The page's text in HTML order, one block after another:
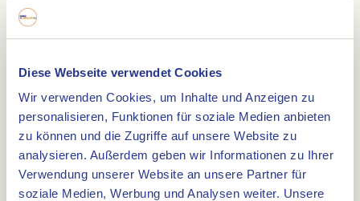
Diese Webseite verwendet Cookies
Wir verwenden Cookies, um Inhalte und Anzeigen zu
personalisieren, Funktionen für soziale Medien anbieten
zu können und die Zugriffe auf unsere Website zu
analysieren. Außerdem geben wir Informationen zu Ihrer
Verwendung unserer Website an unsere Partner für
soziale Medien, Werbung und Analysen weiter. Unsere
Pfannkuchenvarianten, von süß bis herzhaft und
von klassisch bis besonders. Darf es lieber etwas
Salat, eine Suppe oder ein Stück Limburger Vlaai.
Pfannkuchen mit Mehl der Gitstappermolen
Das Mehl für die Pfannkuchen wird frisch auf den
Mühlsteinen der Gitstappermolen gemahlen. Das
gibt den Pfannkuchen ihren eigenen Geschmack
und verbindet die Speisekarte mit der